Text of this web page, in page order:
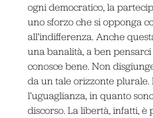
ogni democratico, la
uno sforzo che si opponga
all’indifferenza. Anche
una banalità, a ben pensarci
conosce bene. Non
da un tale orizzonte
l’uguaglianza, in quanto
discorso. La libertà, infatti,